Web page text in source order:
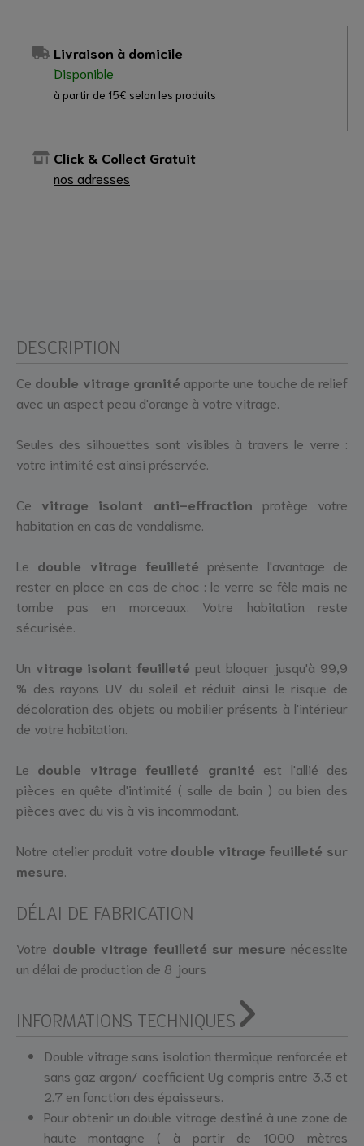
Livraison à domicile
Disponible
à partir de 15€ selon les produits
Click & Collect Gratuit
nos adresses
DESCRIPTION
Ce double vitrage granité apporte une touche de relief
avec un aspect peau d'orange à votre vitrage.
Seules des silhouettes sont visibles à travers le verre :
votre intimité est ainsi préservée.
Ce vitrage isolant anti-effraction protège votre
habitation en cas de vandalisme.
Le double vitrage feuilleté présente l'avantage de
rester en place en cas de choc : le verre se fêle mais ne
tombe pas en morceaux. Votre habitation reste
sécurisée.
Un vitrage isolant feuilleté peut bloquer jusqu'à 99,9
% des rayons UV du soleil et réduit ainsi le risque de
décoloration des objets ou mobilier présents à l'intérieur
de votre habitation.
Le double vitrage feuilleté granité est l'allié des
pièces en quête d'intimité ( salle de bain ) ou bien des
pièces avec du vis à vis incommodant.
Notre atelier produit votre double vitrage feuilleté sur
mesure
DÉLAI DE FABRICATION
Votre double vitrage feuilleté sur mesure nécessite
un délai de production de 8 jours
INFORMATIONS TECHNIQUES
Double vitrage sans isolation thermique renforcée et
sans gaz argon/ coefficient Ug compris entre 3.3 et
2.7 en fonction des épaisseurs.
Pour obtenir un double vitrage destiné à une zone de
haute montagne ( à partir de 1000 mètres